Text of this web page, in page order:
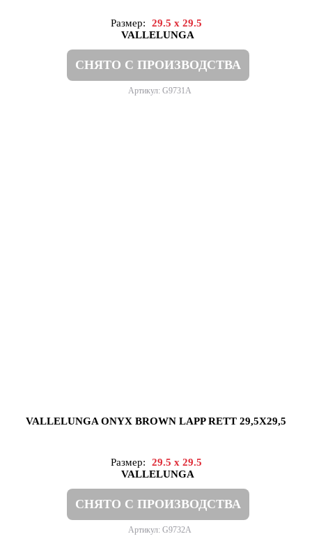
Размер:
29.5 x 29.5
VALLELUNGA
СНЯТО С ПРОИЗВОДСТВА
Артикул: G9731A
VALLELUNGA ONYX BROWN LAPP RETT 29,5X29,5
Размер:
29.5 x 29.5
VALLELUNGA
СНЯТО С ПРОИЗВОДСТВА
Артикул: G9732A